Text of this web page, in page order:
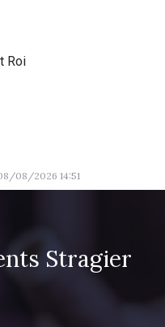
Roi
08/2026 14:51
Stragier